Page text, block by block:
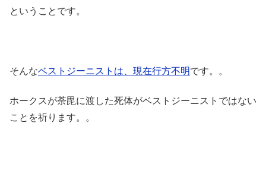
ということです。
そんなベストジーニストは、現在行方不明です。。
ホークスが荼毘に渡した死体がベストジーニストではない
ことを祈ります。。